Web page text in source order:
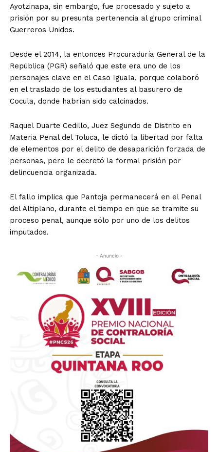
Ayotzinapa, sin embargo, fue procesado y sujeto a
prisión por su presunta pertenencia al grupo criminal
Guerreros Unidos.
Desde el 2014, la entonces Procuraduría General de la
República (PGR) señaló que este era uno de los
personajes clave en el Caso Iguala, porque colaboró
en el traslado de los estudiantes al basurero de
Cocula, donde habrían sido calcinados.
Raquel Duarte Cedillo, Juez Segundo de Distrito en
Materia Penal del Toluca, le dictó la libertad por falta
de elementos por el delito de desaparición forzada de
personas, pero le decretó la formal prisión por
delincuencia organizada.
El fallo implica que Pantoja permanecerá en el Penal
del Altiplano, durante el tiempo en que se tramite su
proceso penal, aunque sólo por uno de los delitos
imputados.
- Anuncio -